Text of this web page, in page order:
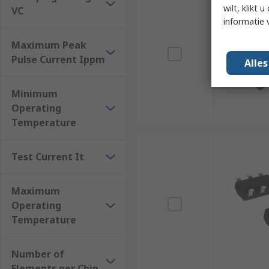
VC
Maximum Peak
Pulse Current Ippm
Minimum
Operating
Temperature
Test Current It
Maximum
Operating
Temperature
Number of
wilt, klikt u
informatie